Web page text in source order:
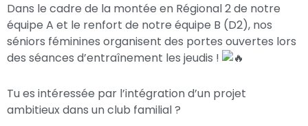
Dans le cadre de la montée en Régional 2 de notre
équipe A et le renfort de notre équipe B (D2), nos
séniors féminines organisent des portes ouvertes lors
des séances d’entraînement les jeudis !
Tu es intéressée par l’intégration d’un projet
ambitieux dans un club familial ?